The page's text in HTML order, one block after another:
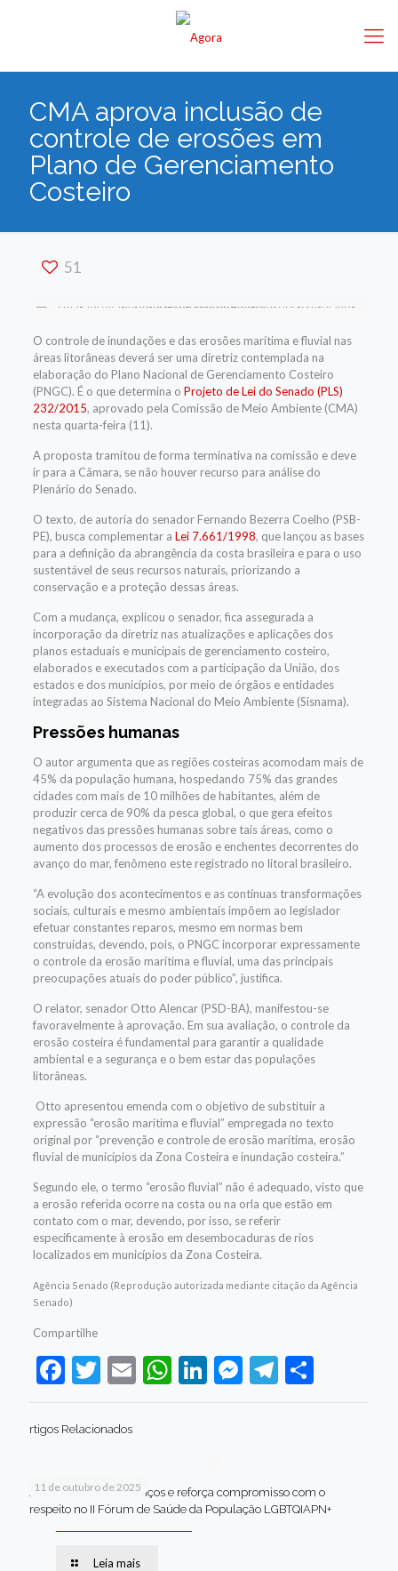
CMA aprova inclusão de
controle de erosões em
Plano de Gerenciamento
Costeiro
51
O controle de inundações e das erosões marítima e fluvial nas
áreas litorâneas deverá ser uma diretriz contemplada na
elaboração do Plano Nacional de Gerenciamento Costeiro
(PNGC). É o que determina o Projeto de Lei do Senado (PLS)
232/2015, aprovado pela Comissão de Meio Ambiente (CMA)
nesta quarta-feira (11).
A proposta tramitou de forma terminativa na comissão e deve
ir para a Câmara, se não houver recurso para análise do
Plenário do Senado.
O texto, de autoria do senador Fernando Bezerra Coelho (PSB-
PE), busca complementar a Lei 7.661/1998, que lançou as bases
para a definição da abrangência da costa brasileira e para o uso
sustentável de seus recursos naturais, priorizando a
conservação e a proteção dessas áreas.
Com a mudança, explicou o senador, fica assegurada a
incorporação da diretriz nas atualizações e aplicações dos
planos estaduais e municipais de gerenciamento costeiro,
elaborados e executados com a participação da União, dos
estados e dos municípios, por meio de órgãos e entidades
integradas ao Sistema Nacional do Meio Ambiente (Sisnama).
Pressões humanas
O autor argumenta que as regiões costeiras acomodam mais de
45% da população humana, hospedando 75% das grandes
cidades com mais de 10 milhões de habitantes, além de
produzir cerca de 90% da pesca global, o que gera efeitos
negativos das pressões humanas sobre tais áreas, como o
aumento dos processos de erosão e enchentes decorrentes do
avanço do mar, fenômeno este registrado no litoral brasileiro.
“A evolução dos acontecimentos e as contínuas transformações
sociais, culturais e mesmo ambientais impõem ao legislador
efetuar constantes reparos, mesmo em normas bem
construídas, devendo, pois, o PNGC incorporar expressamente
o controle da erosão marítima e fluvial, uma das principais
preocupações atuais do poder público”, justifica.
O relator, senador Otto Alencar (PSD-BA), manifestou-se
favoravelmente à aprovação. Em sua avaliação, o controle da
erosão costeira é fundamental para garantir a qualidade
ambiental e a segurança e o bem estar das populações
litorâneas.
Otto apresentou emenda com o objetivo de substituir a
expressão “erosão marítima e fluvial” empregada no texto
original por “prevenção e controle de erosão marítima, erosão
fluvial de municípios da Zona Costeira e inundação costeira.”
Segundo ele, o termo “erosão fluvial” não é adequado, visto que
a erosão referida ocorre na costa ou na orla que estão em
contato com o mar, devendo, por isso, se referir
especificamente à erosão em desembocaduras de rios
localizados em municípios da Zona Costeira.
Agência Senado (Reprodução autorizada mediante citação da Agência
Senado)
Compartilhe
Facebook
Twitter
EmailWhatsApp
LinkedIn
Messenger
Telegram
Share
rtigos Relacionados
11 de outubro de 2025
Jaboatão celebra avanços e reforça compromisso com o
respeito no II Fórum de Saúde da População LGBTQIAPN+
Leia mais